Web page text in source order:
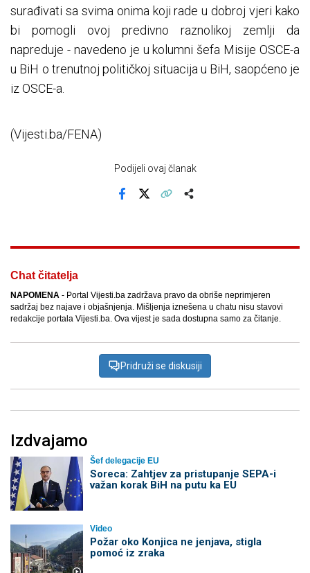
surađivati ​​sa svima onima koji rade u dobroj vjeri kako
bi pomogli ovoj predivno raznolikoj zemlji da
napreduje - navedeno je u kolumni šefa Misije OSCE-a
u BiH o trenutnoj političkoj situacija u BiH, saopćeno je
iz OSCE-a.
(Vijesti.ba/FENA)
Podijeli ovaj članak
Chat čitatelja
NAPOMENA - Portal Vijesti.ba zadržava pravo da obriše neprimjeren
sadržaj bez najave i objašnjenja. Mišljenja iznešena u chatu nisu stavovi
redakcije portala Vijesti.ba. Ova vijest je sada dostupna samo za čitanje.
Pridruži se diskusiji
Izdvajamo
Šef delegacije EU
Soreca: Zahtjev za pristupanje SEPA-i
važan korak BiH na putu ka EU
Video
Požar oko Konjica ne jenjava, stigla
pomoć iz zraka